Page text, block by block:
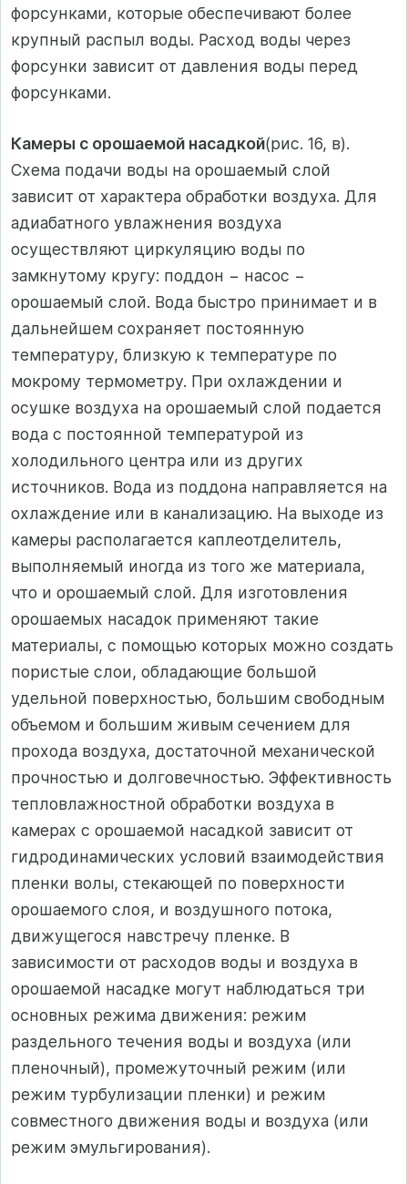
форсунками, которые обеспечивают более
крупный распыл воды. Расход воды через
форсунки зависит от давления воды перед
форсунками.
Камеры с орошаемой насадкой(рис. 16, в).
Схема подачи воды на орошаемый слой
зависит от характера обработки воздуха. Для
адиабатного увлажнения воздуха
осуществляют циркуляцию воды по
замкнутому кругу: поддон − насос −
орошаемый слой. Вода быстро принимает и в
дальнейшем сохраняет постоянную
температуру, близкую к температуре по
мокрому термометру. При охлаждении и
осушке воздуха на орошаемый слой подается
вода с постоянной температурой из
холодильного центра или из других
источников. Вода из поддона направляется на
охлаждение или в канализацию. На выходе из
камеры располагается каплеотделитель,
выполняемый иногда из того же материала,
что и орошаемый слой. Для изготовления
орошаемых насадок применяют такие
материалы, с помощью которых можно создать
пористые слои, обладающие большой
удельной поверхностью, большим свободным
объемом и большим живым сечением для
прохода воздуха, достаточной механической
прочностью и долговечностью. Эффективность
тепловлажностной обработки воздуха в
камерах с орошаемой насадкой зависит от
гидродинамических условий взаимодействия
пленки волы, стекающей по поверхности
орошаемого слоя, и воздушного потока,
движущегося навстречу пленке. В
зависимости от расходов воды и воздуха в
орошаемой насадке могут наблюдаться три
основных режима движения: режим
раздельного течения воды и воздуха (или
пленочный), промежуточный режим (или
режим турбулизации пленки) и режим
совместного движения воды и воздуха (или
режим эмульгирования).